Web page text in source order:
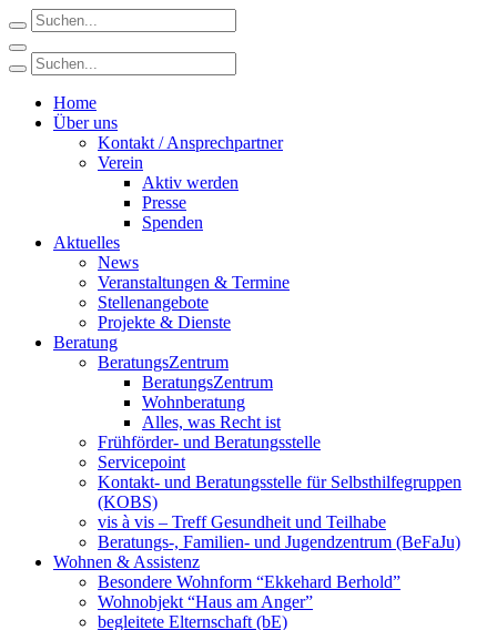
Home
Über uns
Kontakt / Ansprechpartner
Verein
Aktiv werden
Presse
Spenden
Aktuelles
News
Veranstaltungen & Termine
Stellenangebote
Projekte & Dienste
Beratung
BeratungsZentrum
BeratungsZentrum
Wohnberatung
Alles, was Recht ist
Frühförder- und Beratungsstelle
Servicepoint
Kontakt- und Beratungsstelle für Selbsthilfegruppen
(KOBS)
vis à vis – Treff Gesundheit und Teilhabe
Beratungs-, Familien- und Jugendzentrum (BeFaJu)
Wohnen & Assistenz
Besondere Wohnform “Ekkehard Berhold”
Wohnobjekt “Haus am Anger”
begleitete Elternschaft (bE)